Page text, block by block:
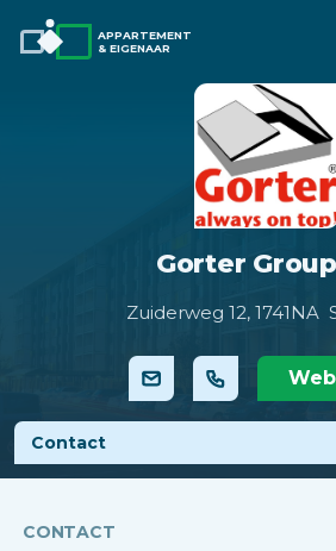
APPARTEMENT
& EIGENAAR
Gorter
Zuiderweg 12, 1741NA
Contact
CONTACT